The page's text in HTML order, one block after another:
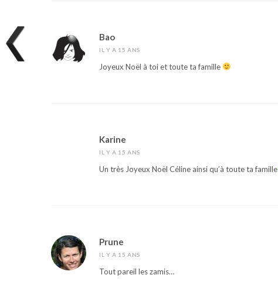
Bao
IL Y A 15 ANS
Joyeux Noël à toi et toute ta famille
Karine
IL Y A 15 ANS
Un très Joyeux Noël Céline ainsi qu’à toute ta famille
Prune
IL Y A 15 ANS
Tout pareil les zamis…